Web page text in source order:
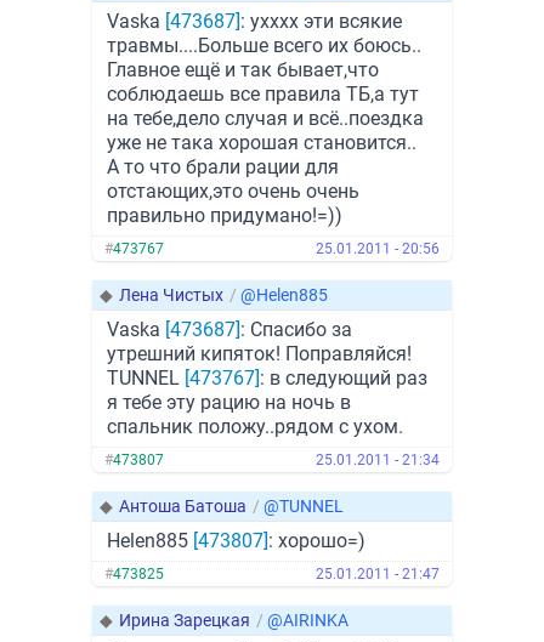
Vaska [473687]: ухххх эти всякие
травмы....Больше всего их боюсь..
Главное ещё и так бывает,что
соблюдаешь все правила ТБ,а тут
на тебе,дело случая и всё..поездка
уже не така хорошая становится..
А то что брали рации для
отстающих,это очень очень
правильно придумано!=))
#473767 25.01.2011 - 20:56
◆ Лена Чистых / @Helen885
Vaska [473687]: Спасибо за
утрешний кипяток! Поправляйся!
TUNNEL [473767]: в следующий раз
я тебе эту рацию на ночь в
спальник положу..рядом с ухом.
#473807 25.01.2011 - 21:34
◆ Антоша Батоша / @TUNNEL
Helen885 [473807]: хорошо=)
#473825 25.01.2011 - 21:47
◆ Ирина Зарецкая / @AIRINKA